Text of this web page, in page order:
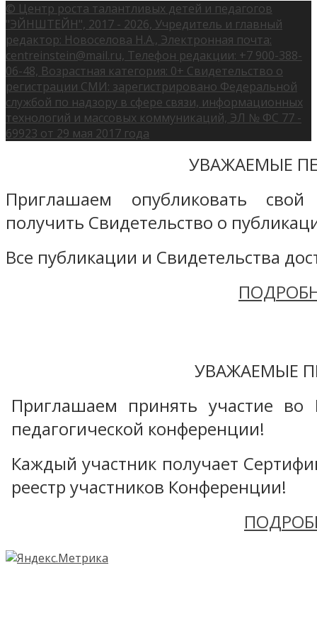
© Центр роста талантливых детей и педагогов
"ЭЙНШТЕЙН", 2017 - 2026, Учредитель и главный
редактор: Новоселова Н.А., Электронная почта:
centreinstein@mail.ru, Телефон редакции: +7 900-388-
06-48, Возрастная категория: 0+ Свидетельство о
регистрации СМИ: зарегистрировано Федеральной
службой по надзору в сфере связи, информационных
технологий и массовых коммуникаций, ЭЛ № ФС 77 -
69923 от 29 мая 2017 года
УВАЖАЕМЫЕ
Приглашаем опубликовать
получить Свидетельство о
Все публикации и Свидетельства
УВАЖАЕМЫЕ
Приглашаем принять участие во
педагогической конференции!
Каждый участник получает
реестр участников Конференции!